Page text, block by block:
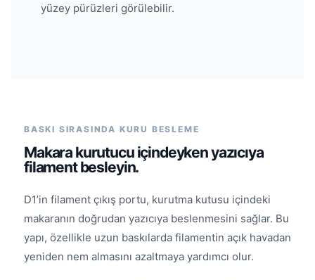
yüzey pürüzleri görülebilir.
BASKI SIRASINDA KURU BESLEME
Makara kurutucu içindeyken yazıcıya
filament besleyin.
D1’in filament çıkış portu, kurutma kutusu içindeki
makaranın doğrudan yazıcıya beslenmesini sağlar. Bu
yapı, özellikle uzun baskılarda filamentin açık havadan
yeniden nem almasını azaltmaya yardımcı olur.